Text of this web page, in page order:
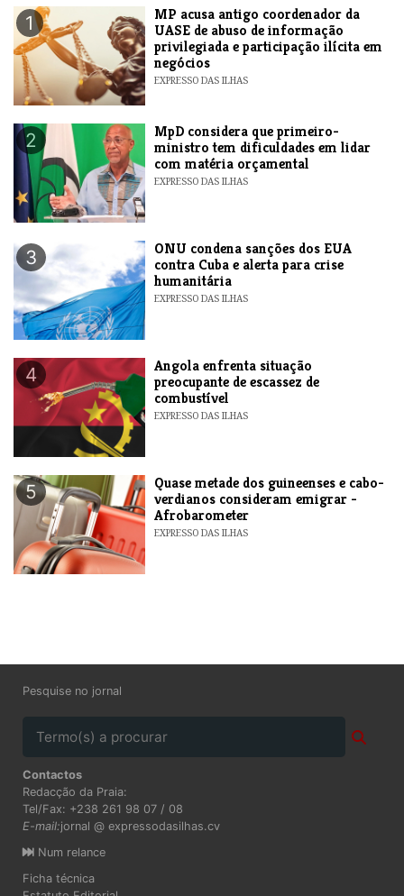
1
MP acusa antigo coordenador da
UASE de abuso de informação
privilegiada e participação ilícita em
negócios
EXPRESSO DAS ILHAS
2
MpD considera que primeiro-
ministro tem dificuldades em lidar
com matéria orçamental
EXPRESSO DAS ILHAS
3
ONU condena sanções dos EUA
contra Cuba e alerta para crise
humanitária
EXPRESSO DAS ILHAS
4
Angola enfrenta situação
preocupante de escassez de
combustível
EXPRESSO DAS ILHAS
5
Quase metade dos guineenses e cabo-
verdianos consideram emigrar -
Afrobarometer
EXPRESSO DAS ILHAS
Pesquise no jornal
Contactos
Redacção da Praia:
Tel/Fax: +238 261 98 07 / 08
E-mail:jornal @ expressodasilhas.cv
Num relance
Ficha técnica